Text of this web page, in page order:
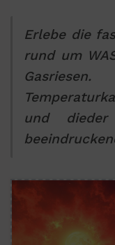
Erlebe die
rund um
und